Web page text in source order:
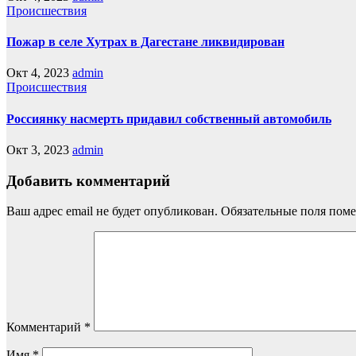
Происшествия
Пожар в селе Хутрах в Дагестане ликвидирован
Окт 4, 2023 admin
Происшествия
Россиянку насмерть придавил собственный автомобиль
Окт 3, 2023 admin
Добавить комментарий
Ваш адрес email не будет опубликован. Обязательные поля
Комментарий *